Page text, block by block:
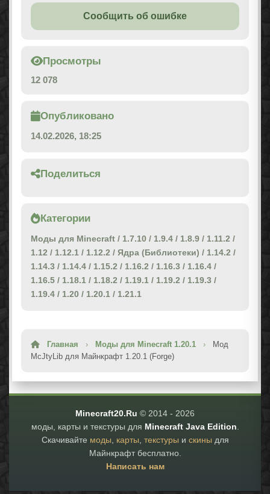
Сообщить об ошибке
Просмотры
12 078
Опубликовано
14.02.2026, 18:25
Поделиться
Категории
Моды для Minecraft / 1.7.10 / 1.9.4 / 1.8.9 / 1.11.2 /
1.12 / 1.12.1 / 1.12.2 / Ядра (Библиотеки) / 1.14.2 /
1.14.3 / 1.14.4 / 1.15.2 / 1.16.2 / 1.16.3 / 1.16.4 /
1.16.5 / 1.18.1 / 1.18.2 / 1.19.1 / 1.19.2 / 1.19.3 /
1.19.4 / 1.20 / 1.20.1 / 1.21.1
Главная › Моды для Minecraft 1.20.1 ›
Мод
McJtyLib для Майнкрафт 1.20.1 (Forge)
Minecraft20.Ru © 2014 - 2026
моды, карты и текстуры для Minecraft Java Edition
Скачивайте моды карты текстуры и скины для
Майнкрафт бесплатно.
Написать нам